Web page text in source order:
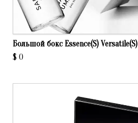
Большой бокс Essence(S) Versatile(S)
$ 0